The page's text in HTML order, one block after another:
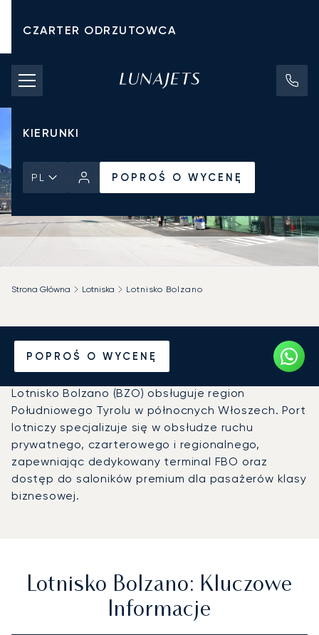
CZARTER ODRZUTOWCA
KOSZTY CZARTERU
PRYWATNE ODRZUTOWCE
KIERUNKI
PL POPROŚ O WYCENĘ
POPROŚ O WYCENĘ
Strona Główna Lotniska Lotnisko Bolzano
Prywatny odrzutowiec na
Lotnisko Bolzano (BZO)
Lotnisko Bolzano (BZO) obsługuje region
Południowego Tyrolu w północnych Włoszech. Port
lotniczy specjalizuje się w obsłudze ruchu
prywatnego, czarterowego i regionalnego,
zapewniając dedykowany terminal FBO oraz
dostęp do saloników premium dla pasażerów klasy
biznesowej.
Lotnisko Bolzano: Kluczowe
Informacje